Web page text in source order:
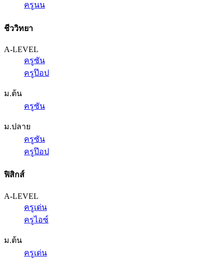
ครูนน
ชีววิทยา
A-LEVEL
ครูซัน
ครูป๊อป
ม.ต้น
ครูซัน
ม.ปลาย
ครูซัน
ครูป๊อป
ฟิสิกส์
A-LEVEL
ครูเด่น
ครูไอซ์
ม.ต้น
ครูเด่น